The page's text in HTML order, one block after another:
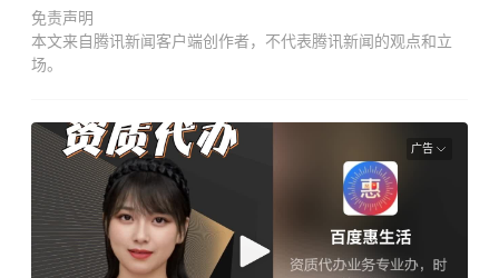
免责声明
本文来自腾讯新闻客户端创作者，不代表腾讯新闻的观点和立
场。
广告